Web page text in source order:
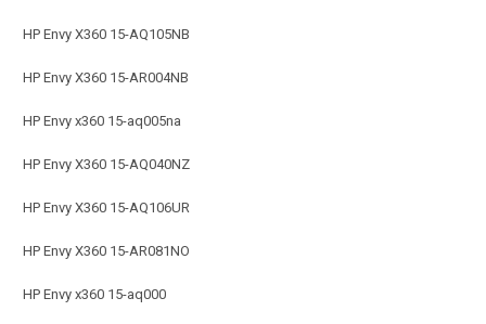
HP Envy X360 15-AQ105NB
HP Envy X360 15-AR004NB
HP Envy x360 15-aq005na
HP Envy X360 15-AQ040NZ
HP Envy X360 15-AQ106UR
HP Envy X360 15-AR081NO
HP Envy x360 15-aq000